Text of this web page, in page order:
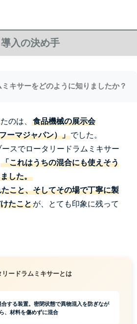
入の決め手
キサーをどのように知りましたか？
のは、
食品機械の展示会
ーマジャパン）」でした。
ースでロータリードラムミキサー
「これはうちの混合にも使えそう
した。
こと、そしてその場で丁寧に製
たことが、とても印象に残って
リードラムミキサーとは
する装置。密閉状態で異物混入を防ぎなが
ら、材料を傷めずに混合